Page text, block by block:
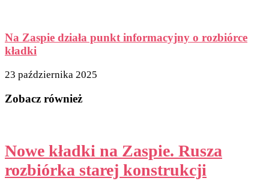
Na Zaspie działa punkt informacyjny o rozbiórce
kładki
23 października 2025
Zobacz również
Nowe kładki na Zaspie. Rusza
rozbiórka starej konstrukcji